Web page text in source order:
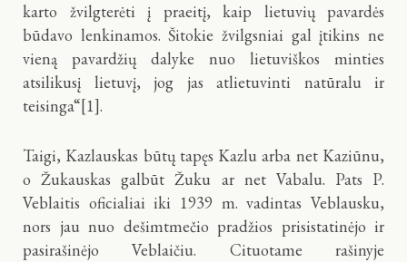
karto žvilgterėti į praeitį, kaip lietuvių pavardės
būdavo lenkinamos. Šitokie žvilgsniai gal įtikins ne
vieną pavardžių dalyke nuo lietuviškos minties
atsilikusį lietuvį, jog jas atlietuvinti natūralu ir
teisinga“[1].
Taigi, Kazlauskas būtų tapęs Kazlu arba net Kaziūnu,
o Žukauskas galbūt Žuku ar net Vabalu. Pats P.
Veblaitis oficialiai iki 1939 m. vadintas Veblausku,
nors jau nuo dešimtmečio pradžios prisistatinėjo ir
pasirašinėjo Veblaičiu. Cituotame rašinyje